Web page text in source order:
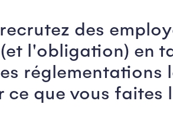
des
l'obligation) en
réglementations
ce que vous faites